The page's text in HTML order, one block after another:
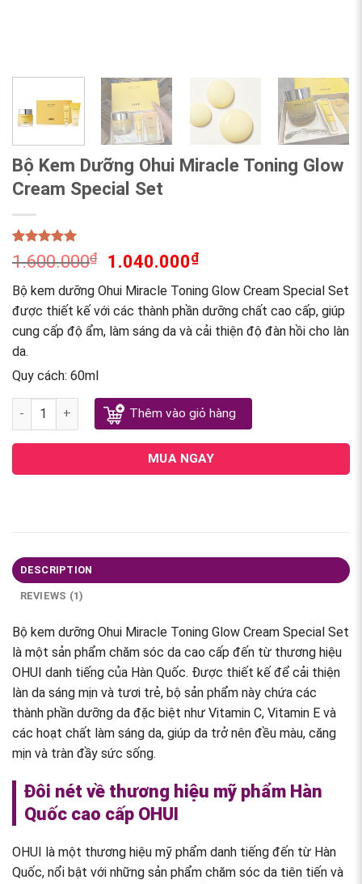
Bộ Kem Dưỡng Ohui Miracle Toning Glow
Cream Special Set
Rated5.00
out of 5
1
customer
rating
1.600.000₫ 1.040.000₫
Bộ kem dưỡng Ohui Miracle Toning Glow Cream Special Set
được thiết kế với các thành phần dưỡng chất cao cấp, giúp
cung cấp độ ẩm, làm sáng da và cải thiện độ đàn hồi cho làn
da.
Quy cách: 60ml
Bộ Kem Dưỡng Ohui Miracle Toning Glow Cream Special Set
Thêm vào giỏ hàng
MUA NGAY
DESCRIPTION
REVIEWS (1)
Bộ kem dưỡng Ohui Miracle Toning Glow Cream Special Set
là một sản phẩm chăm sóc da cao cấp đến từ thương hiệu
OHUI danh tiếng của Hàn Quốc. Được thiết kế để cải thiện
làn da sáng mịn và tươi trẻ, bộ sản phẩm này chứa các
thành phần dưỡng da đặc biệt như Vitamin C, Vitamin E và
các hoạt chất làm sáng da, giúp da trở nên đều màu, căng
mịn và tràn đầy sức sống.
Đôi nét về thương hiệu mỹ phẩm Hàn
Quốc cao cấp OHUI
OHUI là một thương hiệu mỹ phẩm danh tiếng đến từ Hàn
Quốc, nổi bật với những sản phẩm chăm sóc da tiên tiến và